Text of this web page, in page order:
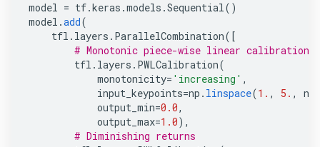
model = tf.keras .models .Sequential()
model .add(
tfl . layers . ParallelCombination([
# Monotonic piece-wise linear calibration
tfl . layers . PWLCalibration(
monotonicity= 'increasing' ,
input_keypoints=np . linspace(1. , 5. ,
output_min=0.0,
output_max=1.0),
# Diminishing returns